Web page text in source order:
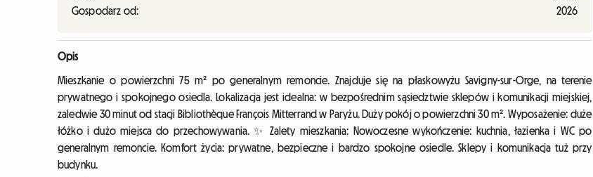
Gospodarz od:
2026
Opis
Mieszkanie o powierzchni 75 m² po generalnym remoncie. Znajduje się na płaskowyżu Savigny-sur-Orge, na terenie
prywatnego i spokojnego osiedla. Lokalizacja jest idealna: w bezpośrednim sąsiedztwie sklepów i komunikacji miejskiej,
zaledwie 30 minut od stacji Bibliothèque François Mitterrand w Paryżu. Duży pokój o powierzchni 30 m². Wyposażenie: duże
łóżko i dużo miejsca do przechowywania. ✨ Zalety mieszkania: Nowoczesne wykończenie: kuchnia, łazienka i WC po
generalnym remoncie. Komfort życia: prywatne, bezpieczne i bardzo spokojne osiedle. Sklepy i komunikacja tuż przy
budynku.